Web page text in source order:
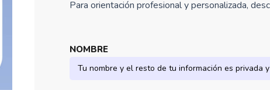
Para orientación profesional y personalizada,
NOMBRE